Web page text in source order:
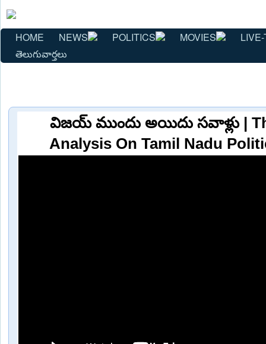
HOME NEWS POLITICS MOVIES
తెలుగువార్తలు
విజయ్ ముందు అయిదు సవాళ్లు |
Analysis On Tamil Nadu